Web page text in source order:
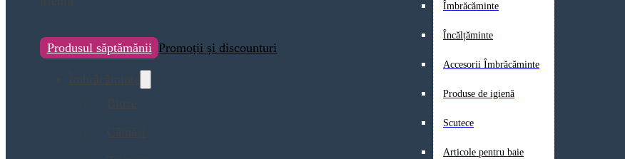
Produsul săptămănii Promoții și discounturi
Îmbrăcăminte
Încălțăminte
Accesorii Îmbrăcăminte
Produse de igienă
Scutece
Articole pentru baie